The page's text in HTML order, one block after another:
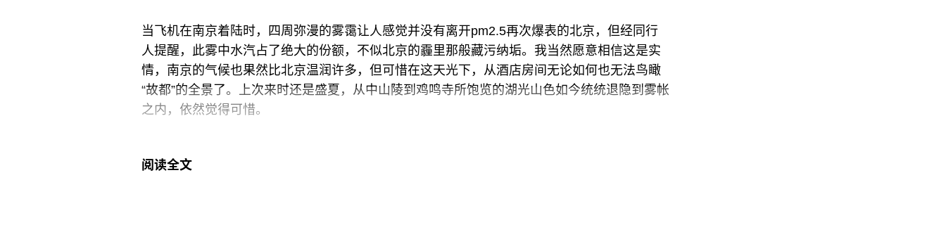
当飞机在南京着陆时，四周弥漫的雾霭让人感觉并没有离开pm2.5再次爆表的北京，但经同行
人提醒，此雾中水汽占了绝大的份额，不似北京的霾里那般藏污纳垢。我当然愿意相信这是实
情，南京的气候也果然比北京温润许多，但可惜在这天光下，从酒店房间无论如何也无法鸟瞰
“故都”的全景了。上次来时还是盛夏，从中山陵到鸡鸣寺所饱览的湖光山色如今统统退隐到雾帐
之内，依然觉得可惜。
个小时到达目的地之后，方觉此言并不为虚，这片园区果然有些“乌托邦”色彩——至少直观上，
阅读全文